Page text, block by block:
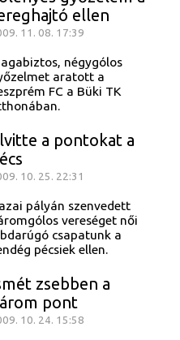
ellen
11. 08. 17:39
négygólos
aratott a
FC a Büki TK
a pontokat a
10. 25. 22:31
pályán szenvedett
vereséget női
csapatunk a
pécsiek ellen.
zsebben a
pont
10. 24. 15:58